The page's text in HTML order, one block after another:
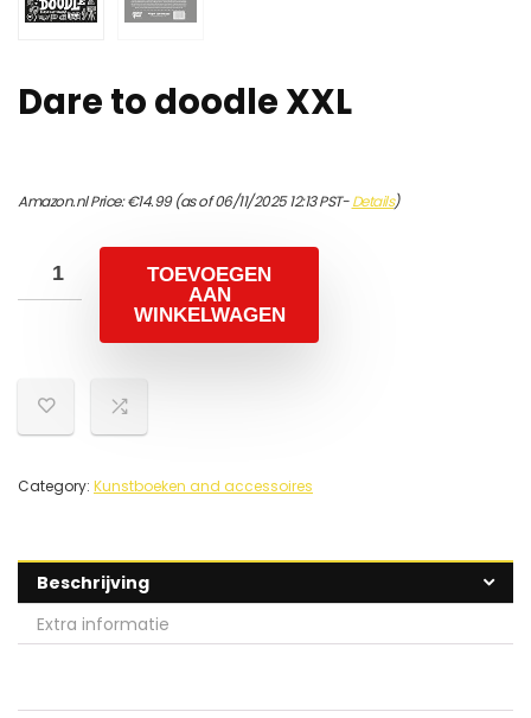
Dare to doodle XXL
Amazon.nl Price:€14.99(as of 06/11/2025 12:13 PST-Details)
TOEVOEGEN
AAN
WINKELWAGEN
Category: Kunstboeken and accessoires
Beschrijving
Extra informatie